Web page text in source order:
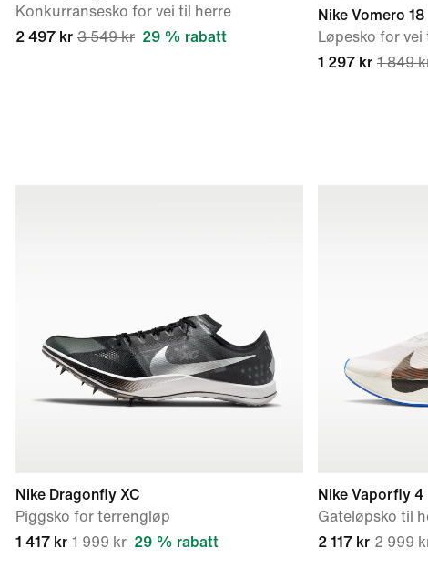
Konkurransesko for vei til herre
2 497 kr 3 549 kr 29 % rabatt
Nike Vomero 18
Løpesko for vei
1 297 kr 1 849
Nike Dragonfly XC
Piggsko for terrengløp
1 417 kr 1 999 kr 29 % rabatt
Nike Vaporfly 4
Gateløpsko til
2 117 kr 2 999